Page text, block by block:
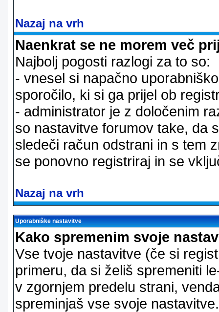
Nazaj na vrh
Naenkrat se ne morem več
Najbolj pogosti razlogi za to so:
- vnesel si napačno
sporočilo, ki si ga prijel ob
- administrator je z določenim
so nastavitve forumov take, da
sledeči račun odstrani in s tem
se ponovno registriraj in se
Nazaj na vrh
Uporabniške nastavitve
Kako spremenim svoje
Vse tvoje nastavitve (če si
primeru, da si želiš spremeniti
v zgornjem predelu strani,
spreminjaš vse svoje nastavitve.